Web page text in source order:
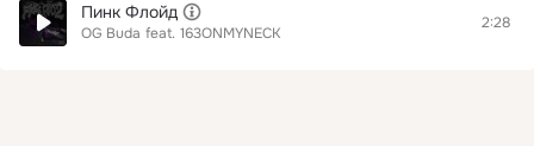
Пинк Флойд
OG Buda feat. 163ONMYNECK
2:28